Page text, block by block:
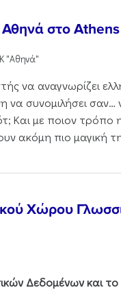
Αθηνά στο
"Αθηνά"
να αναγνωρίζει
να συνομιλήσει σαν…
Και με ποιον τρόπο
ακόμη πιο μαγική
Χώρου
Δεδομένων και το